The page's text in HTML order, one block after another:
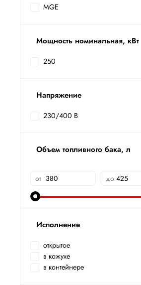
MGE
Мощность номинальная, кВт
250
Напряжение
230/400 В
Объем топливного бака, л
от до
Исполнение
открытое
в кожухе
в контейнере